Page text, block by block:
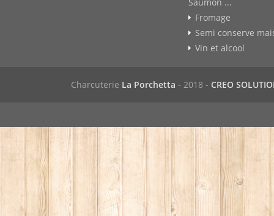
Fromage
Semi conserve
Vin et alcool
Charcuterie La Porchetta - 2018 - CREO